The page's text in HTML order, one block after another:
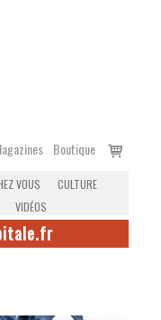
Boutique
Voir
VOUS
CULTURE
VIDÉOS